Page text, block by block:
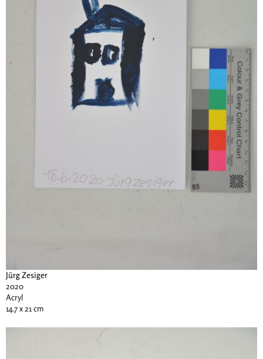
Jürg Zesiger
2020
Acryl
14.7 x 21 cm